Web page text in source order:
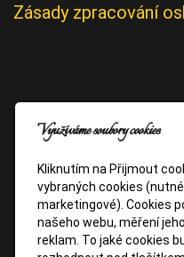
Zásady zpracování
Využíváme soubory cookies
Kliknutím na Přijmout
vybraných cookies
marketingové). Cookies
našeho webu, měření
reklam. To jaké cookies